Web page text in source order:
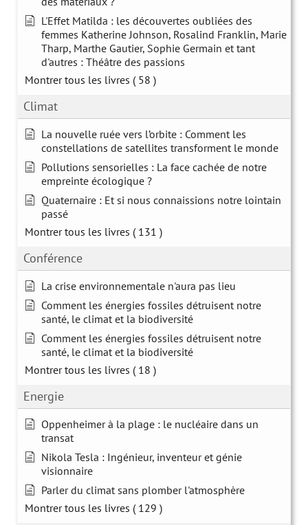
L'Effet Matilda : les découvertes oubliées des
femmes Katherine Johnson, Rosalind Franklin, Marie
Tharp, Marthe Gautier, Sophie Germain et tant
d'autres : Théâtre des passions
Montrer tous les livres ( 58 )
Climat
La nouvelle ruée vers l’orbite : Comment les
constellations de satellites transforment le monde
Pollutions sensorielles : La face cachée de notre
empreinte écologique ?
Quaternaire : Et si nous connaissions notre lointain
passé
Montrer tous les livres ( 131 )
Conférence
La crise environnementale n'aura pas lieu
Comment les énergies fossiles détruisent notre
santé, le climat et la biodiversité
Comment les énergies fossiles détruisent notre
santé, le climat et la biodiversité
Montrer tous les livres ( 18 )
Energie
Oppenheimer à la plage : le nucléaire dans un
transat
Nikola Tesla : Ingénieur, inventeur et génie
visionnaire
Parler du climat sans plomber l'atmosphère
Montrer tous les livres ( 129 )